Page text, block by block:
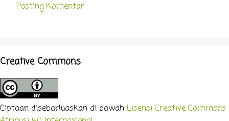
Posting Komentar
Creative Commons
Ciptaan disebarluaskan di bawah Lisensi Creative Commons